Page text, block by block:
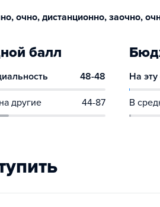
очно, дистанционно, заочно,
балл
48-48
другие 44-87
На
В